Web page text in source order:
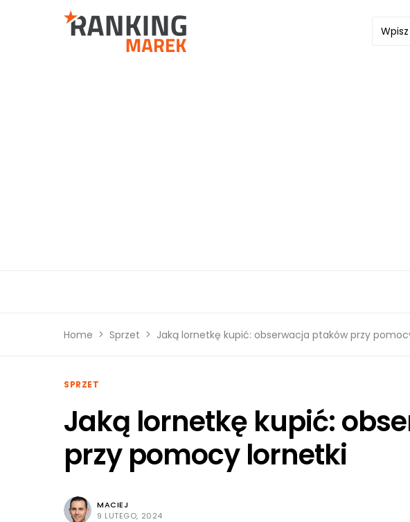
Home Sprzet Jaką lornetkę kupić: obserwacja ptaków przy
SPRZET
Jaką lornetkę kupić:
przy pomocy lornetki
MACIEJ
9 LUTEGO, 2024